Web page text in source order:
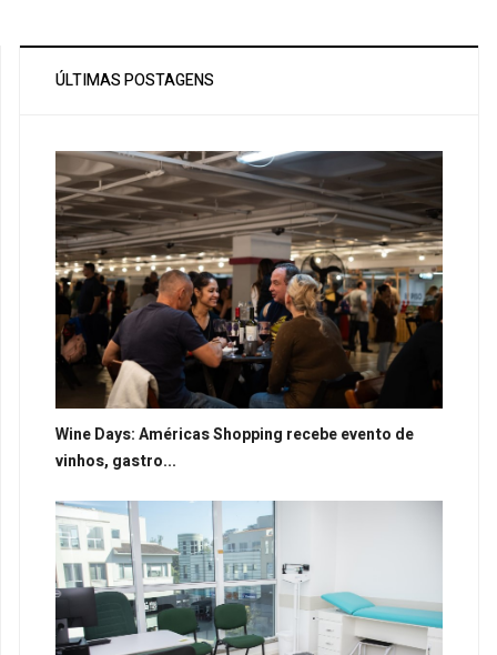
ÚLTIMAS POSTAGENS
Wine Days: Américas Shopping recebe evento de
vinhos, gastro...